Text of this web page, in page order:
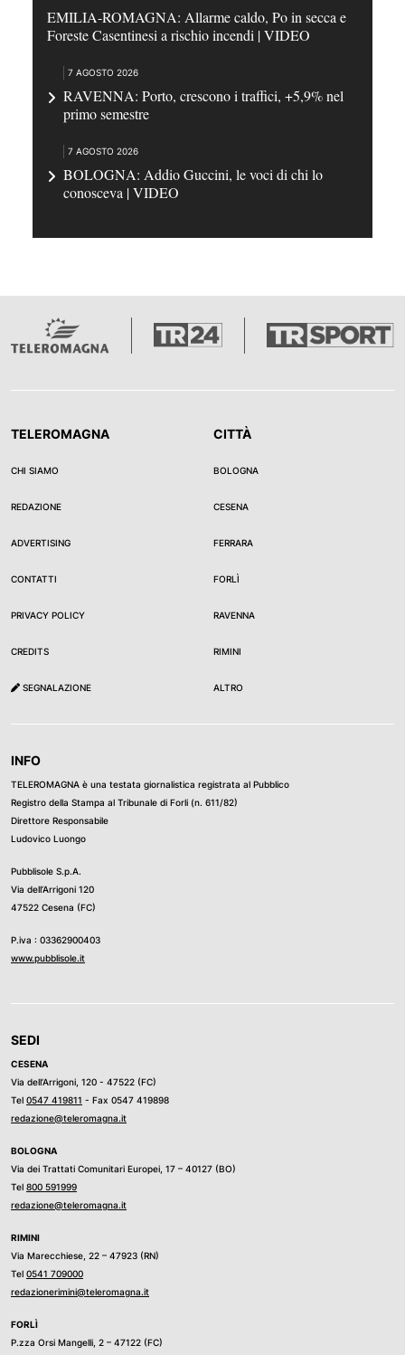
EMILIA-ROMAGNA: Allarme caldo, Po in secca e
Foreste Casentinesi a rischio incendi | VIDEO
7 AGOSTO 2026
RAVENNA: Porto, crescono i traffici, +5,9% nel
primo semestre
7 AGOSTO 2026
BOLOGNA: Addio Guccini, le voci di chi lo
conosceva | VIDEO
TELEROMAGNA
CHI SIAMO
REDAZIONE
ADVERTISING
CONTATTI
PRIVACY POLICY
CREDITS
SEGNALAZIONE
CITTÀ
BOLOGNA
CESENA
FERRARA
FORLÌ
RAVENNA
RIMINI
ALTRO
INFO
TELEROMAGNA è una testata giornalistica registrata al Pubblico
Registro della Stampa al Tribunale di Forli (n. 611/82)
Direttore Responsabile
Ludovico Luongo
Pubblisole S.p.A.
Via dell’Arrigoni 120
47522 Cesena (FC)
P.iva : 03362900403
www.pubblisole.it
SEDI
CESENA
Via dell’Arrigoni, 120 - 47522 (FC)
Tel 0547 419811 - Fax 0547 419898
redazione@teleromagna.it
BOLOGNA
Via dei Trattati Comunitari Europei, 17 – 40127 (BO)
Tel 800 591999
redazione@teleromagna.it
RIMINI
Via Marecchiese, 22 – 47923 (RN)
Tel 0541 709000
redazionerimini@teleromagna.it
FORLÌ
P.zza Orsi Mangelli, 2 – 47122 (FC)